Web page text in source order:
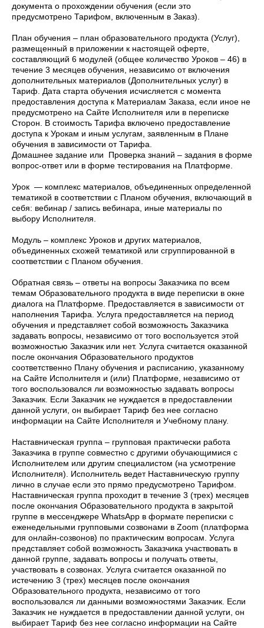
документа о прохождении обучения (если это
предусмотрено Тарифом, включенным в Заказ).
План обучения – план образовательного продукта (Услуг),
размещенный в приложении к настоящей оферте,
составляющий 6 модулей (общее количество Уроков – 46) в
течение 3 месяцев обучения, независимо от включения
дополнительных материалов (Дополнительных услуг) в
Тариф. Дата старта обучения исчисляется с момента
предоставления доступа к Материалам Заказа, если иное не
предусмотрено на Сайте Исполнителя или в переписке
Сторон. В стоимость Тарифа включено предоставление
доступа к Урокам и иным услугам, заявленным в Плане
обучения в зависимости от Тарифа.
Домашнее задание или Проверка знаний – задания в форме
вопрос-ответ или в форме тестирования на Платформе.
Урок — комплекс материалов, объединенных определенной
тематикой в соответствии с Планом обучения, включающий в
себя: вебинар / запись вебинара, иные материалы по
выбору Исполнителя.
Модуль – комплекс Уроков и других материалов,
объединенных схожей тематикой или сгруппированной в
соответствии с Планом обучения.
Обратная связь – ответы на вопросы Заказчика по всем
темам Образовательного продукта в виде переписки в окне
диалога на Платформе. Предоставляется в зависимости от
наполнения Тарифа. Услуга предоставляется на период
обучения и представляет собой возможность Заказчика
задавать вопросы, независимо от того воспользуется этой
возможностью Заказчик или нет. Услуга считается оказанной
после окончания Образовательного продуктов
соответственно Плану обучения и расписанию, указанному
на Сайте Исполнителя и (или) Платформе, независимо от
того воспользовался ли возможностью задавать вопросы
Заказчик. Если Заказчик не нуждается в предоставлении
данной услуги, он выбирает Тариф без нее согласно
информации на Сайте Исполнителя и Учебному плану.
Наставническая группа – групповая практически работа
Заказчика в группе совместно с другими обучающимися с
Исполнителем или другим специалистом (на усмотрение
Исполнителя). Исполнитель ведет Наставническую группу
лично в случае если это прямо предусмотрено Тарифом.
Наставническая группа проходит в течение 3 (трех) месяцев
после окончания Образовательного продукта в закрытой
группе в мессенджере WhatsApp в формате переписки с
еженедельными групповыми созвонами в Zoom (платформа
для онлайн-созвонов) по практическим вопросам. Услуга
представляет собой возможность Заказчика участвовать в
данной группе, задавать вопросы и получать ответы,
участвовать в созвонах. Услуга считается оказанной по
истечению 3 (трех) месяцев после окончания
Образовательного продукта, независимо от того
воспользовался ли данными возможностями Заказчик. Если
Заказчик не нуждается в предоставлении данной услуги, он
выбирает Тариф без нее согласно информации на Сайте